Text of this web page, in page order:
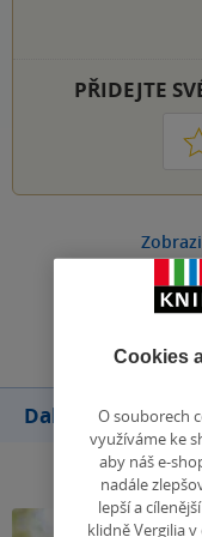
PŘIDEJTE
Další knihy
Cookies
O souborech
využíváme ke
aby náš e-
nadále
lepší a
klidně Vergilia